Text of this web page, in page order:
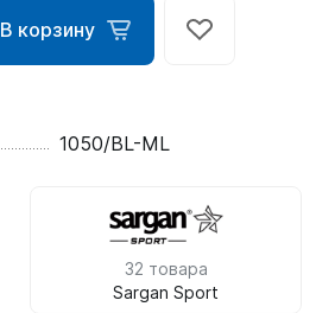
В корзину
1050/BL-ML
32 товара
Sargan Sport